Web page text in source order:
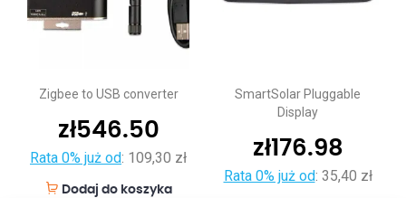
Zigbee to USB converter
zł546.50
Rata 0% już od: 109,30 zł
Dodaj do koszyka
SmartSolar Pluggable
Display
zł176.98
Rata 0% już od: 35,40 zł